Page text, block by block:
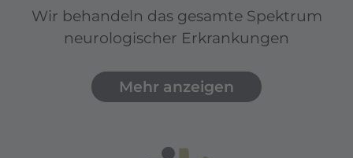
Wir behandeln das gesamte Spektrum
neurologischer Erkrankungen
Mehr anzeigen